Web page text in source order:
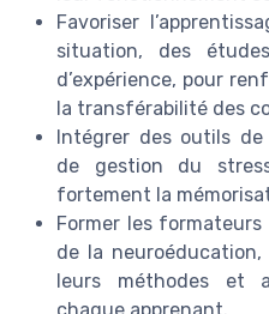
Favoriser
situation, des
d’expérience, pour
la transférabilité des
Intégrer des outils
de gestion du
fortement la
Former les
de la
leurs méthodes et
chaque apprenant.